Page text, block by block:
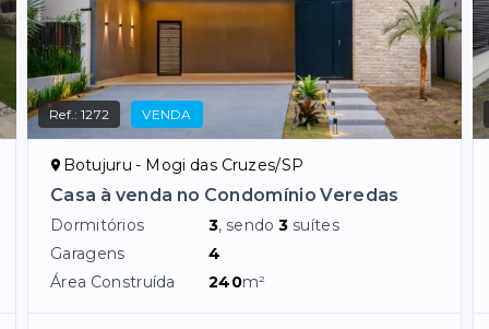
Ref.:1272 VENDA
Botujuru - Mogi das Cruzes/SP
Casa à venda no Condomínio Veredas
Dormitórios 3, sendo3 suítes
Garagens
4
Área Construída
240m²